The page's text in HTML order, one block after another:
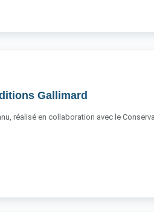
Gallimard
réalisé en collaboration avec le